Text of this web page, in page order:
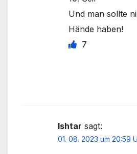
Und man sollte
Hände haben!
7
Ishtar sagt:
01. 08. 2023 um 20:59